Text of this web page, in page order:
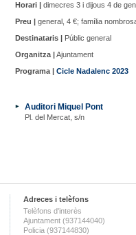
Horari | dimecres 3 i dijous 4 de
Preu | general, 4 €; família
Destinataris | Públic general
Organitza |Ajuntament
Programa | Cicle Nadalenc 2023
Auditori Miquel Pont
Pl. del Mercat, s/n
Adreces i telèfons
Telèfons d'interès
Ajuntament (937144040)
Policia (937144830)